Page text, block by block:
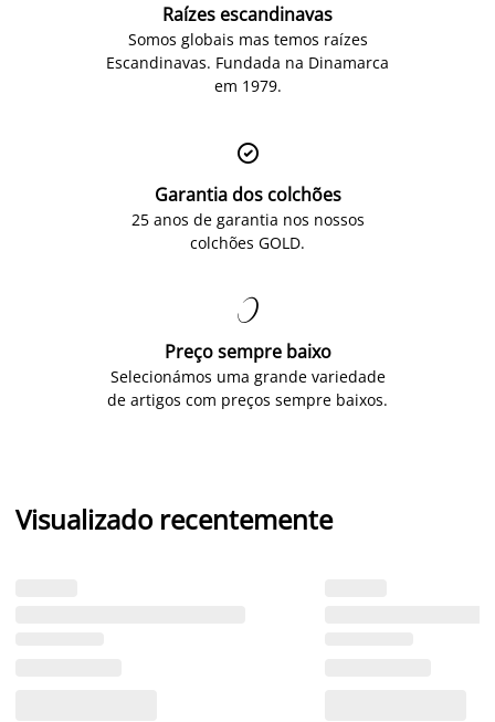
Raízes escandinavas
Somos globais mas temos raízes
Escandinavas. Fundada na Dinamarca
em 1979.

Garantia dos colchões
25 anos de garantia nos nossos
colchões GOLD.

Preço sempre baixo
Selecionámos uma grande variedade
de artigos com preços sempre baixos.
Visualizado recentemente